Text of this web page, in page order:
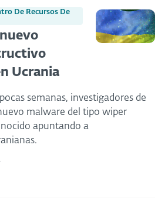
De Recursos De
Ucrania
semanas, investigadores de
malware del tipo wiper
apuntando a